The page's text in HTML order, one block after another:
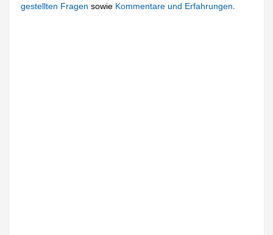
gestellten Fragen sowie Kommentare und Erfahrungen